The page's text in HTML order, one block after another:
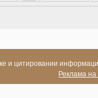
и цитировании
Реклама на